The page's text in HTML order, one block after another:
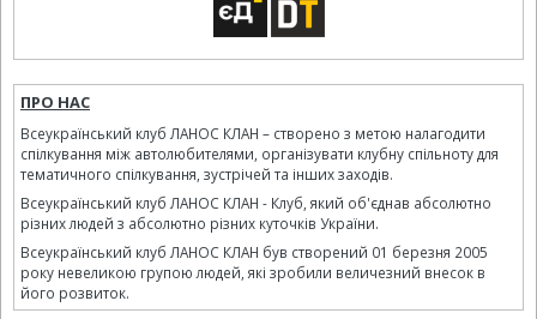
ПРО НАС
Всеукраїнський клуб ЛАНОС КЛАН – створено з метою налагодити
спілкування між автолюбителями, організувати клубну спільноту для
тематичного спілкування, зустрічей та інших заходів.
Всеукраїнський клуб ЛАНОС КЛАН - Клуб, який об'єднав абсолютно
різних людей з абсолютно різних куточків України.
Всеукраїнський клуб ЛАНОС КЛАН був створений 01 березня 2005
року невеликою групою людей, які зробили величезний внесок в
його розвиток.